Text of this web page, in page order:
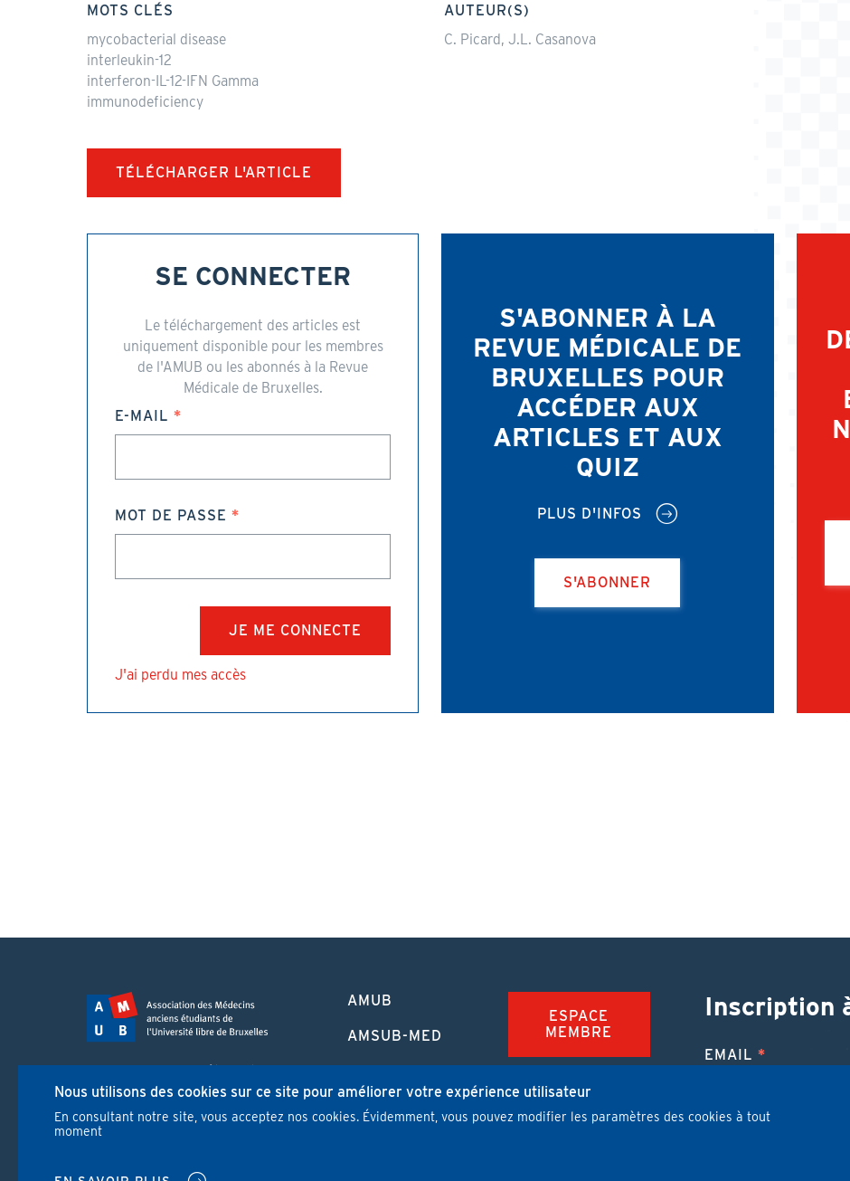
MOTS CLÉS
mycobacterial disease
interleukin-12
interferon-IL-12-IFN Gamma
immunodeficiency
AUTEUR(S)
C. Picard, J.L. Casanova
TÉLÉCHARGER L'ARTICLE
SE CONNECTER
Le téléchargement des articles est
uniquement disponible pour les membres
de l'AMUB ou les abonnés à la Revue
Médicale de Bruxelles.
E-MAIL
MOT DE PASSE
J'ai perdu mes accès
S'ABONNER À LA
REVUE MÉDICALE DE
BRUXELLES POUR
ACCÉDER AUX
ARTICLES ET AUX
QUIZ
PLUS D'INFOS
S'ABONNER
Route de Lennik 808/612
1070 Bruxelles
+32 2 555 67 94
PIED
PAGE
AMUB
AMSUB-MED
FORMATION
CONTINUE
REVUE MÉDICALE
ESPACE
MEMBRE
FAQ
JOBS
Inscription
EMAIL
J'ai lu et
Nous utilisons des cookies sur ce site pour améliorer votre expérience utilisateur
En consultant notre site, vous acceptez nos cookies. Évidemment, vous pouvez modifier les paramètres des cookies à tout
moment